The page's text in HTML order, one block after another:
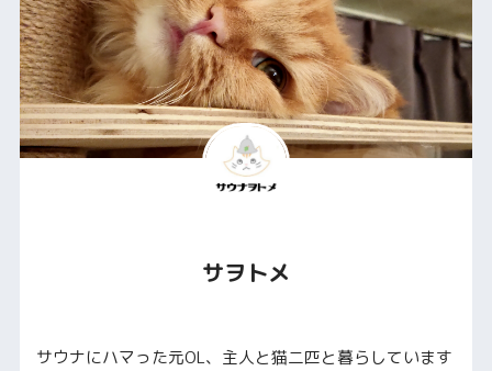
サヲトメ
サウナにハマった元OL、主人と猫二匹と暮らしています